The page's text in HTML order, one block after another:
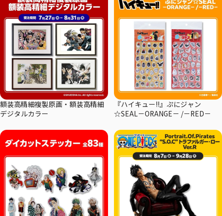
額装高精細複製原画・額装高精細
デジタルカラー
『ハイキュー!!』ぷにジャン
☆SEAL－ORANGE－ /－RED－